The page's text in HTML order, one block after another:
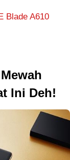
Blade A610
Ini Deh!